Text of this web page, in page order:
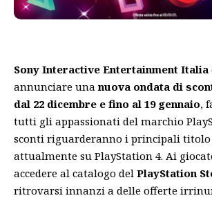
Sony Interactive Entertainment Italia
annunciare una nuova ondata di
dal 22 dicembre e fino al 19 gennaio,
tutti gli appassionati del marchio
sconti riguarderanno i principali
attualmente su PlayStation 4. Ai
accedere al catalogo del PlayStation
ritrovarsi innanzi a delle offerte